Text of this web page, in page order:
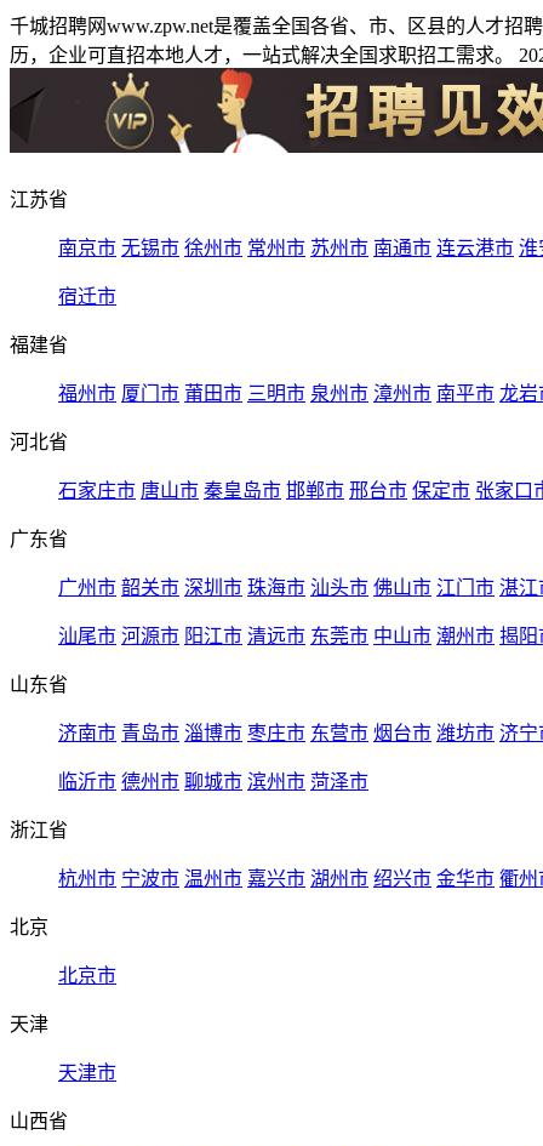
千城招聘网www.zpw.net是覆盖全国各省、市、区县的人才
历，企业可直招本地人才，一站式解决全国求职招工需求。
江苏省
南京市 无锡市 徐州市 常州市 苏州市 南通市 连云港市 淮
宿迁市
福建省
福州市 厦门市 莆田市 三明市 泉州市 漳州市 南平市 龙岩
河北省
石家庄市 唐山市 秦皇岛市 邯郸市 邢台市 保定市 张家口
广东省
广州市 韶关市 深圳市 珠海市 汕头市 佛山市 江门市 湛江
汕尾市 河源市 阳江市 清远市 东莞市 中山市 潮州市 揭阳
山东省
济南市 青岛市 淄博市 枣庄市 东营市 烟台市 潍坊市 济宁
临沂市 德州市 聊城市 滨州市 菏泽市
浙江省
杭州市 宁波市 温州市 嘉兴市 湖州市 绍兴市 金华市 衢州
北京
北京市
天津
天津市
山西省